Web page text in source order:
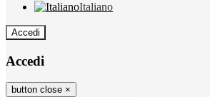
Italiano
Accedi
Accedi
button close ×